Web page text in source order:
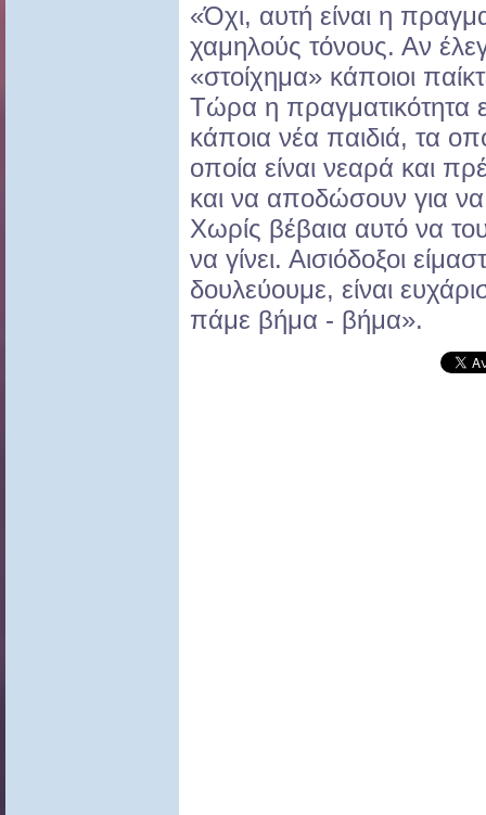
«Όχι, αυτή είναι η
χαμηλούς τόνους. Αν
«στοίχημα» κάποιοι
Τώρα η πραγματικότητα
κάποια νέα παιδιά, τα
οποία είναι νεαρά και
και να αποδώσουν για
Χωρίς βέβαια αυτό να
να γίνει. Αισιόδοξοι
δουλεύουμε, είναι
πάμε βήμα - βήμα».